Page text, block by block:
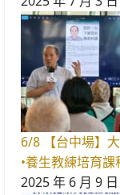
6/8 【台中場】
•養生教練培育
2025 年 6 月 9 日